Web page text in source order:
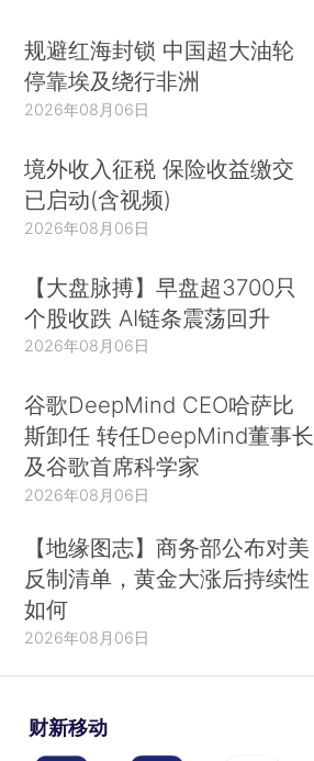
规避红海封锁 中国超大油轮
停靠埃及绕行非洲
2026年08月06日
境外收入征税 保险收益缴交
已启动(含视频)
2026年08月06日
【大盘脉搏】早盘超3700只
个股收跌 AI链条震荡回升
2026年08月06日
谷歌DeepMind CEO哈萨比
斯卸任 转任DeepMind董事长
及谷歌首席科学家
2026年08月06日
【地缘图志】商务部公布对美
反制清单，黄金大涨后持续性
如何
2026年08月06日
财新移动